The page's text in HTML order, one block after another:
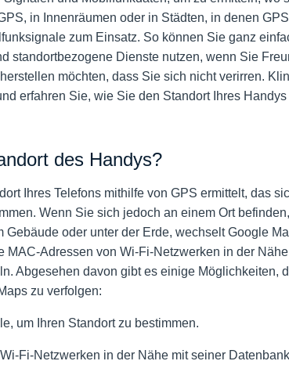
in Innenräumen oder in Städten, in denen GPS
zum Einsatz. So können Sie ganz
standortbezogene Dienste nutzen, wenn Sie
möchten, dass Sie sich nicht verirren.
erfahren Sie, wie Sie den Standort Ihres Handys
des Handys?
Ihres Telefons mithilfe von GPS ermittelt, das
Wenn Sie sich jedoch an einem Ort
oder unter der Erde, wechselt Google
Adressen von Wi-Fi-Netzwerken in der
Abgesehen davon gibt es einige Möglichkeiten,
zu verfolgen:
um Ihren Standort zu bestimmen.
Fi-Netzwerken in der Nähe mit seiner